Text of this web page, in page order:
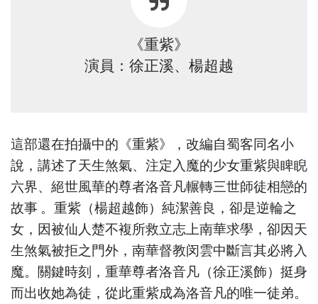
《重紫》
演員：徐正溪、楊超越
這部還在拍攝中的《重紫》，改編自蜀客同名小
說，講述了天生煞氣、注定入魔的少女重紫與睥睨
六界、絕世風華的尊者洛音凡輾轉三世師徒相戀的
故事 。重紫（楊超越飾）純潔善良，卻是逆輪之
女，因被仙人楚不複所救立志上南華求學，卻因天
生煞氣被拒之門外，南華督教闵雲中斷言其必將入
魔。關鍵時刻，重華尊者洛音凡（徐正溪飾）挺身
而出收她為徒，從此重紫成為洛音凡的唯一徒弟。